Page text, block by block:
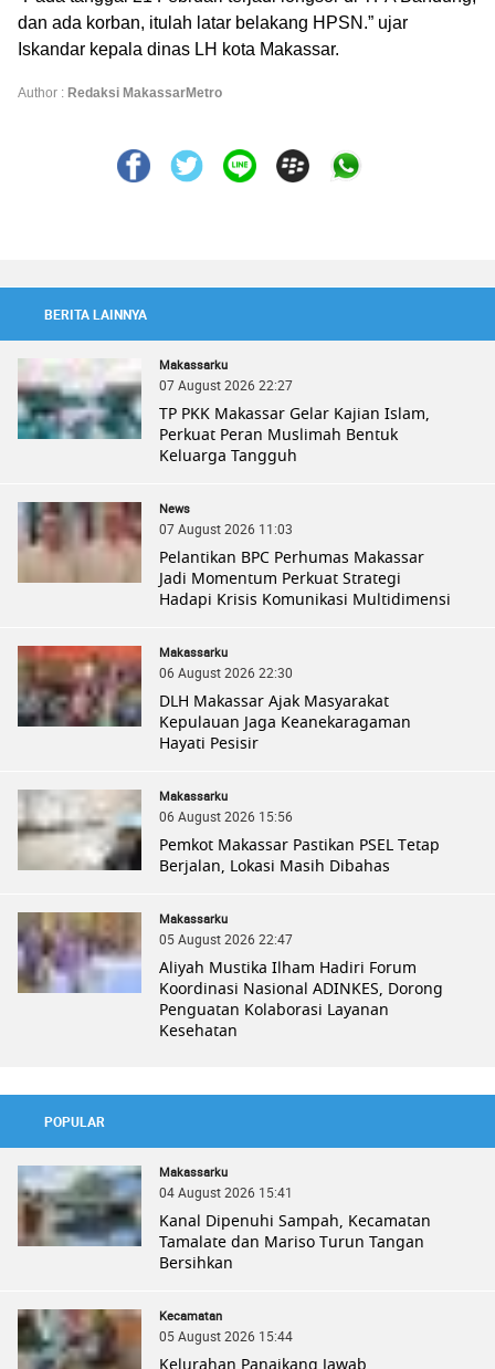
dan ada korban, itulah latar belakang HPSN.” ujar
Iskandar kepala dinas LH kota Makassar.
Author : Redaksi MakassarMetro
BERITA LAINNYA
Makassarku
07 August 2026 22:27
TP PKK Makassar Gelar Kajian Islam,
Perkuat Peran Muslimah Bentuk
Keluarga Tangguh
News
07 August 2026 11:03
Pelantikan BPC Perhumas Makassar
Jadi Momentum Perkuat Strategi
Hadapi Krisis Komunikasi Multidimensi
Makassarku
06 August 2026 22:30
DLH Makassar Ajak Masyarakat
Kepulauan Jaga Keanekaragaman
Hayati Pesisir
Makassarku
06 August 2026 15:56
Pemkot Makassar Pastikan PSEL Tetap
Berjalan, Lokasi Masih Dibahas
Makassarku
05 August 2026 22:47
Aliyah Mustika Ilham Hadiri Forum
Koordinasi Nasional ADINKES, Dorong
Penguatan Kolaborasi Layanan
Kesehatan
POPULAR
Makassarku
04 August 2026 15:41
Kanal Dipenuhi Sampah, Kecamatan
Tamalate dan Mariso Turun Tangan
Bersihkan
Kecamatan
05 August 2026 15:44
Kelurahan Panaikang Jawab